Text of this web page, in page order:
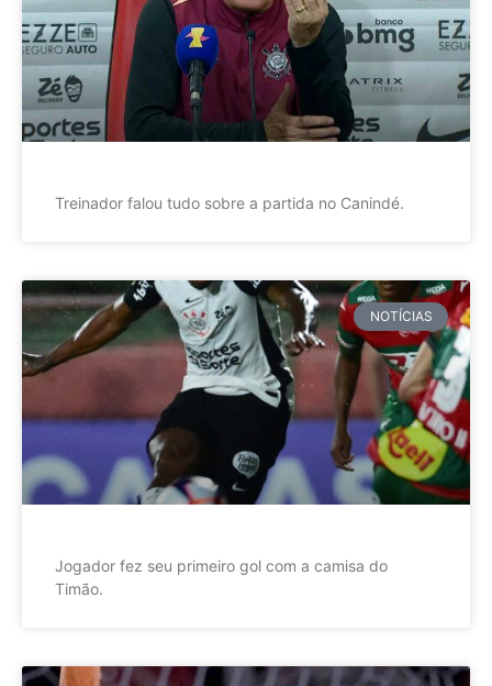
Treinador falou tudo sobre a partida no Canindé.
NOTÍCIAS
Jogador fez seu primeiro gol com a camisa do
Timão.